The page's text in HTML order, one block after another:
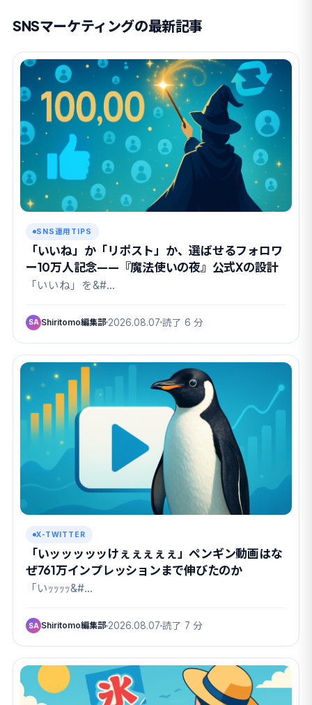
SNSマーケティングの最新記事
SNS運用TIPS
「いいね」か「リポスト」か、選ばせるフォロワ
ー10万人記念——『魔法使いの夜』公式Xの設計
「いいね」を&#…
SA Shiritomo編集部 2026.08.07 読了 6 分
X-TWITTER
「いッッッッッけぇぇぇぇぇ」ペンギン動画はな
ぜ761万インプレッションまで伸びたのか
「いｯｯｯｯ&#…
SA Shiritomo編集部 2026.08.07 読了 7 分